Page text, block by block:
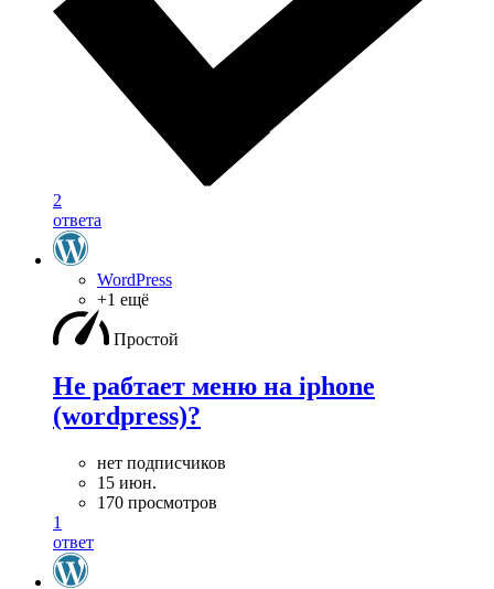
2
ответа
WordPress
+1 ещё
Простой
Не рабтает меню на iphone
(wordpress)?
нет подписчиков
15 июн.
170 просмотров
1
ответ